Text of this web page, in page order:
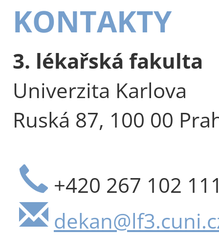
KONTAKTY
3. lékařská fakulta
Univerzita Karlova
Ruská 87, 100 00
+420 267 102